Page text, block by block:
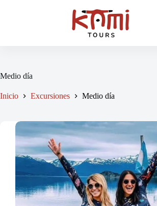
Medio día
Inicio Excursiones Medio día